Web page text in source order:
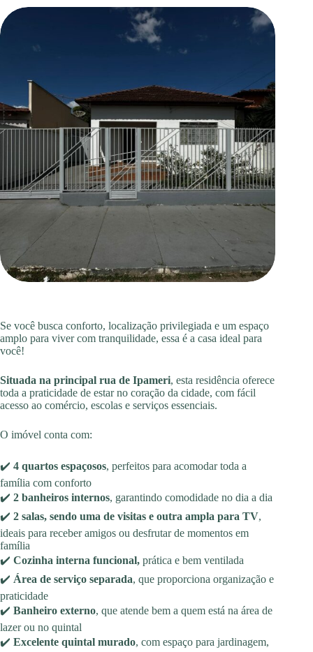
Se você busca conforto, localização privilegiada e um espaço
amplo para viver com tranquilidade, essa é a casa ideal para
você!
Situada na principal rua de Ipameri, esta residência oferece
toda a praticidade de estar no coração da cidade, com fácil
acesso ao comércio, escolas e serviços essenciais.
O imóvel conta com:
✔️ 4 quartos espaçosos, perfeitos para acomodar toda a
família com conforto
✔️ 2 banheiros internos, garantindo comodidade no dia a dia
✔️ 2 salas, sendo uma de visitas e outra ampla para TV,
ideais para receber amigos ou desfrutar de momentos em
família
✔️ Cozinha interna funcional, prática e bem ventilada
✔️ Área de serviço separada, que proporciona organização e
praticidade
✔️ Banheiro externo, que atende bem a quem está na área de
lazer ou no quintal
✔️ Excelente quintal murado, com espaço para jardinagem,